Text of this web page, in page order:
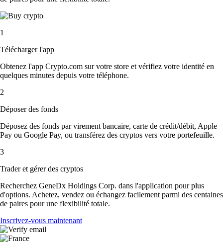
1
Télécharger l'app
Obtenez l'app Crypto.com sur votre store et vérifiez votre identité en
quelques minutes depuis votre téléphone.
2
Déposer des fonds
Déposez des fonds par virement bancaire, carte de crédit/débit, Apple
Pay ou Google Pay, ou transférez des cryptos vers votre portefeuille.
3
Trader et gérer des cryptos
Recherchez GeneDx Holdings Corp. dans l'application pour plus
d'options. Achetez, vendez ou échangez facilement parmi des centaines
de paires pour une flexibilité totale.
Inscrivez-vous maintenant